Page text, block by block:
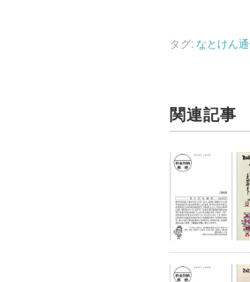
タグ: なとけん
関連記事